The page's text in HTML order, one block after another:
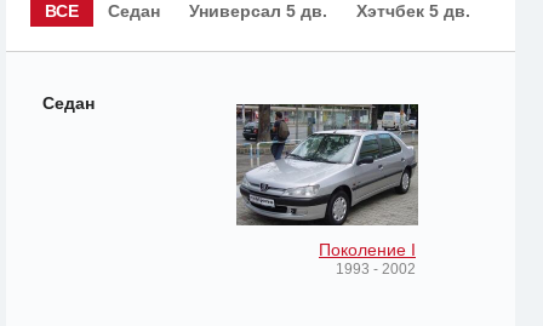
ВСЕ Седан Универсал 5 дв. Хэтчбек 5 дв.
Седан
Поколение I
1993 - 2002